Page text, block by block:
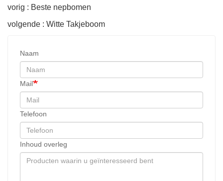
vorig : Beste nepbomen
volgende : Witte Takjeboom
Naam
Mail
Telefoon
Inhoud overleg